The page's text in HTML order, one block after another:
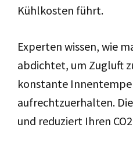
Kühlkosten führt.
Experten wissen, wie
abdichtet, um Zugluft
konstante
aufrechtzuerhalten.
und reduziert Ihren